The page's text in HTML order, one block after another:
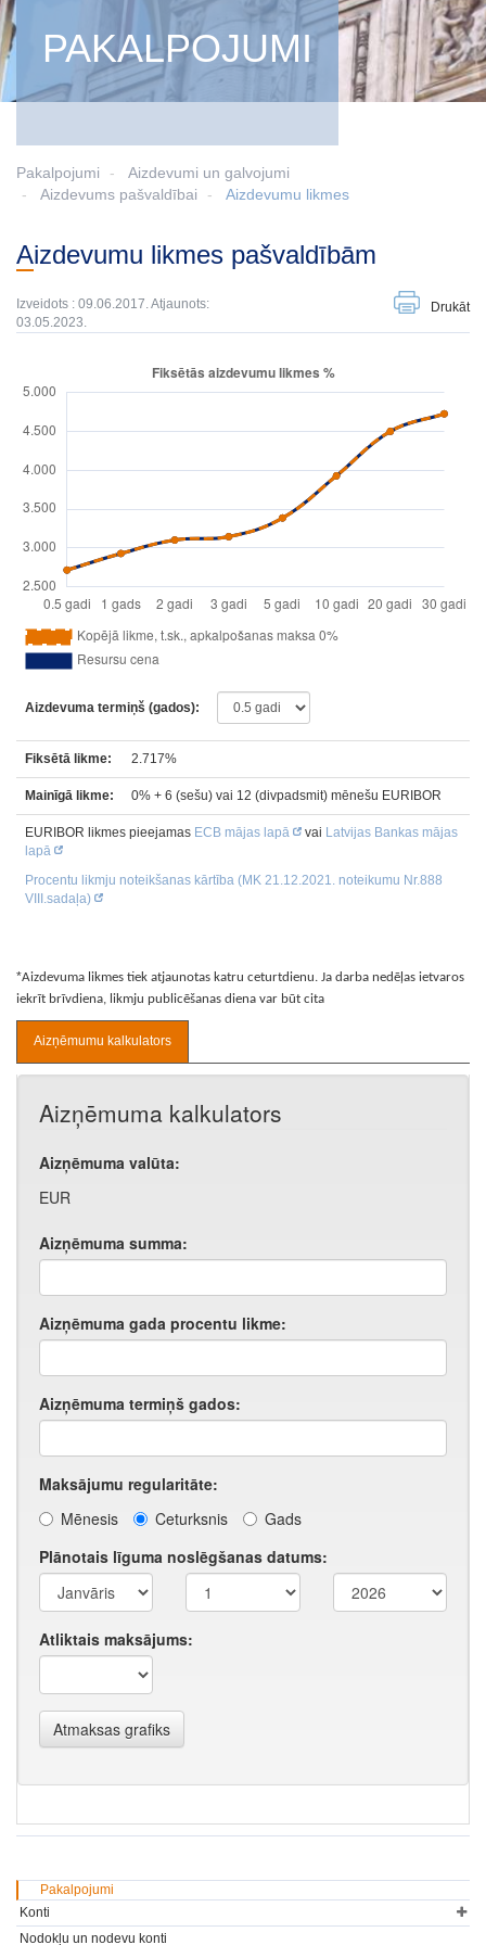
PAKALPOJUMI
Pakalpojumi
Aizdevumi un galvojumi
Aizdevums pašvaldībai
Aizdevumu likmes
Aizdevumu likmes pašvaldībām
Izveidots : 09.06.2017. Atjaunots:
03.05.2023.
Drukāt
*Aizdevuma likmes tiek atjaunotas katru ceturtdienu. Ja darba nedēļas ietvaros
iekrīt brīvdiena, likmju publicēšanas diena var būt cita
Aizņēmumu kalkulators
Pakalpojumi
Konti
Nodokļu un nodevu konti